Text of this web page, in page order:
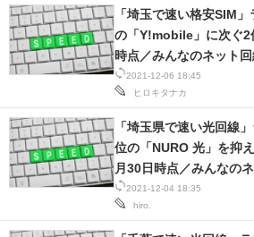
スマホと通信の最新トレンド
進化するPCとデバイスの未来
好きが集まる 比べて選べる
ビジネスと働き方のヒント
AI活用のいまが分かる
企業ITのトレンドを詳説
2021-12-06 18:45
ヒロキタナカ
「埼玉で速い格安SIM
の「Y!mobile」に次ぐ2
時点／みんなのネット回
2021-12-04 18:35
hiro.
「埼玉県で速い光回線
位の「NURO 光」を抑
月30日時点／みんなの